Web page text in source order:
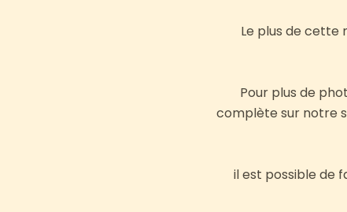
Le plus de cette
Pour plus de
complète sur notre
il est possible de